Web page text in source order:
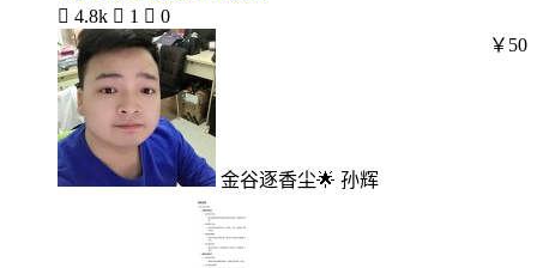
 4.8k  1  0
金谷逐香尘🌟 孙辉
￥50